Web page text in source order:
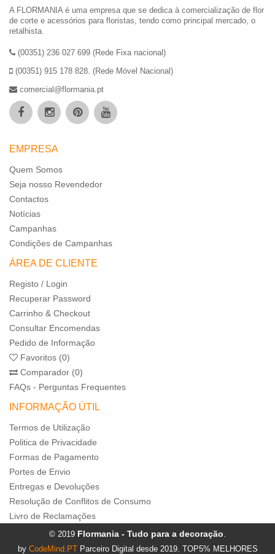
A FLORMANIA é uma empresa que se dedica à comercialização de flor
de corte e acessórios para floristas, tendo como principal mercado, o
retalhista.
(00351) 236 027 699 (Rede Fixa nacional)
(00351) 915 178 828. (Rede Móvel Nacional)
comercial@flormania.pt
EMPRESA
Quem Somos
Seja nosso Revendedor
Contactos
Notícias
Campanhas
Condições de Campanhas
ÁREA DE CLIENTE
Registo / Login
Recuperar Password
Carrinho & Checkout
Consultar Encomendas
Pedido de Informação
Favoritos (0)
Comparador (0)
FAQs - Perguntas Frequentes
INFORMAÇÃO ÚTIL
Termos de Utilização
Politica de Privacidade
Formas de Pagamento
Portes de Envio
Entregas e Devoluções
Resolução de Conflitos de Consumo
Livro de Reclamações
© 2019 Flormania - Tudo para a decoração
by CodeMind.PT Parceiro Digital desde 2019. TOP5% MELHORES